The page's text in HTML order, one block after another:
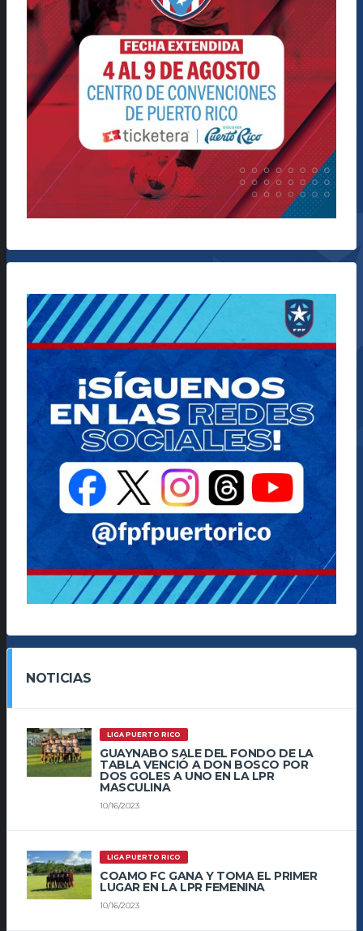
NOTICIAS
LIGA PUERTO RICO
GUAYNABO SALE DEL FONDO DE LA
TABLA VENCIÓ A DON BOSCO POR
DOS GOLES A UNO EN LA LPR
MASCULINA
10/16/2023
LIGA PUERTO RICO
COAMO FC GANA Y TOMA EL PRIMER
LUGAR EN LA LPR FEMENINA
10/16/2023